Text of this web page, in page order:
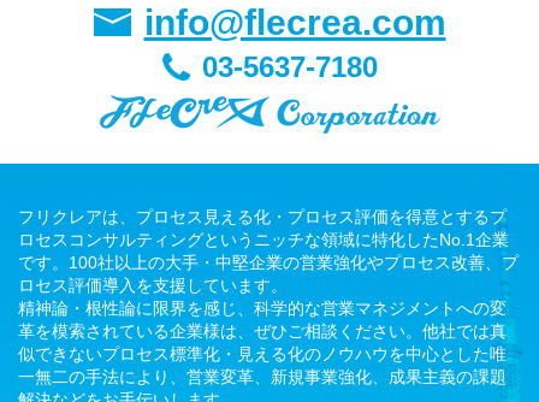
info@flecrea.com
03-5637-7180
フリクレアは、プロセス見える化・プロセス評価を得意とするプ
ロセスコンサルティングというニッチな領域に特化したNo.1企業
です。100社以上の大手・中堅企業の営業強化やプロセス改善、プ
ロセス評価導入を支援しています。
精神論・根性論に限界を感じ、科学的な営業マネジメントへの変
革を模索されている企業様は、ぜひご相談ください。他社では真
似できないプロセス標準化・見える化のノウハウを中心とした唯
一無二の手法により、営業変革、新規事業強化、成果主義の課題